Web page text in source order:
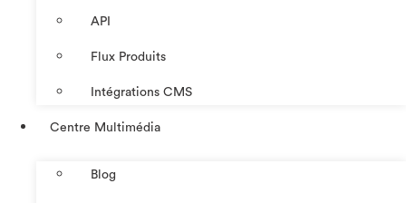
API
Flux Produits
Intégrations CMS
Centre Multimédia
Blog